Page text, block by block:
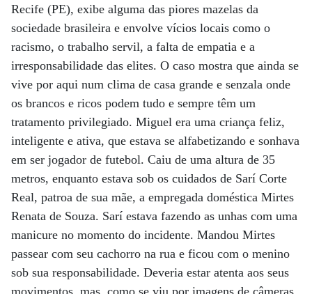
Recife (PE), exibe alguma das piores mazelas da
sociedade brasileira e envolve vícios locais como o
racismo, o trabalho servil, a falta de empatia e a
irresponsabilidade das elites. O caso mostra que ainda se
vive por aqui num clima de casa grande e senzala onde
os brancos e ricos podem tudo e sempre têm um
tratamento privilegiado. Miguel era uma criança feliz,
inteligente e ativa, que estava se alfabetizando e sonhava
em ser jogador de futebol. Caiu de uma altura de 35
metros, enquanto estava sob os cuidados de Sarí Corte
Real, patroa de sua mãe, a empregada doméstica Mirtes
Renata de Souza. Sarí estava fazendo as unhas com uma
manicure no momento do incidente. Mandou Mirtes
passear com seu cachorro na rua e ficou com o menino
sob sua responsabilidade. Deveria estar atenta aos seus
movimentos, mas, como se viu por imagens de câmeras